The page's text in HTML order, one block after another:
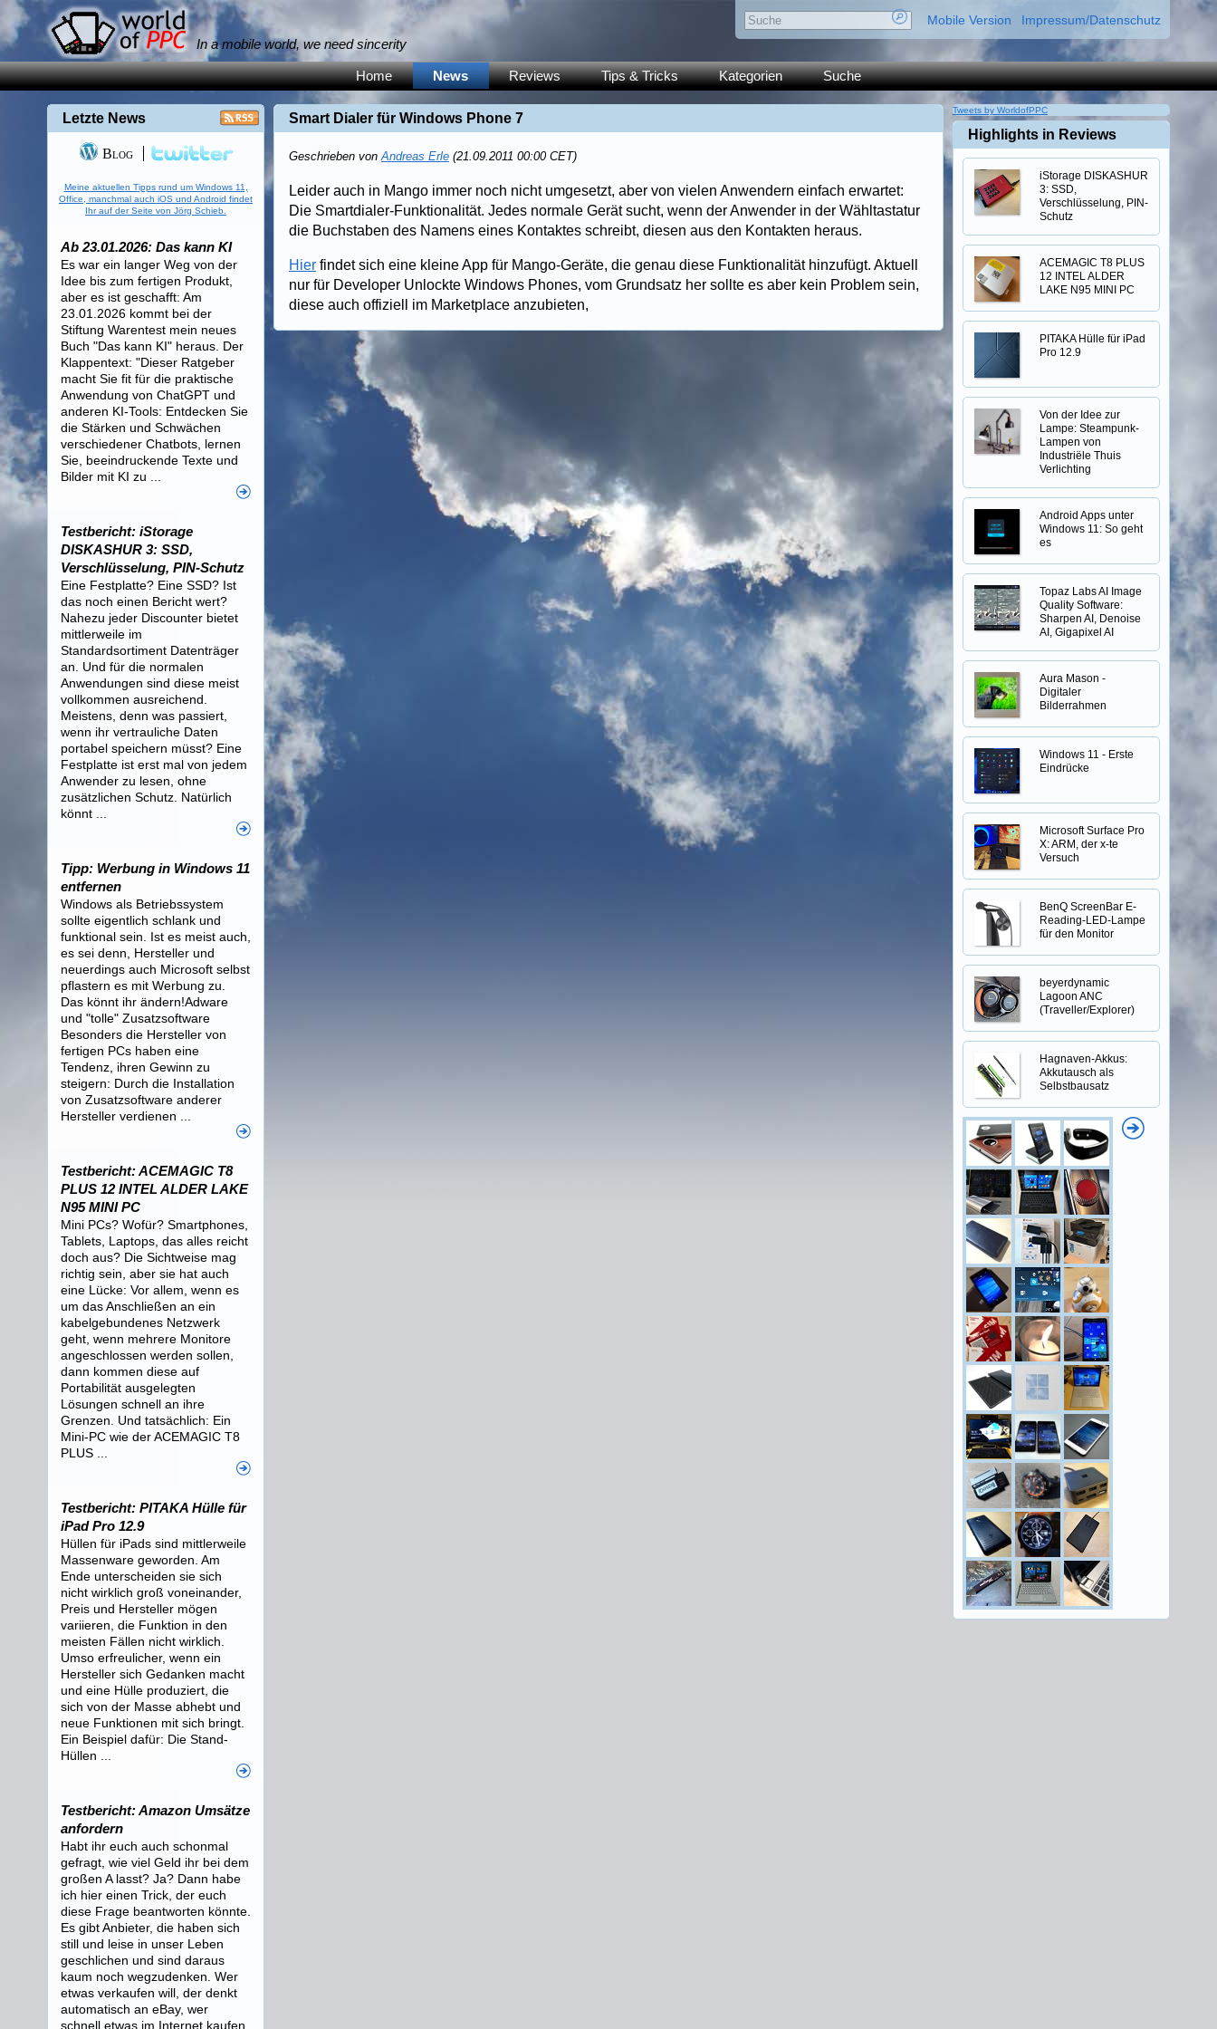
In a mobile world, we need sincerity
Mobile Version Impressum/Datenschutz
Home News Reviews Tips & Tricks Kategorien Suche
Smart Dialer für Windows Phone 7
Geschrieben vonAndreas Erle (21.09.2011 00:00 CET)
Leider auch in Mango immer noch nicht umgesetzt, aber von vielen Anwendern einfach erwartet:
Die Smartdialer-Funktionalität. Jedes normale Gerät sucht, wenn der Anwender in der Wähltastatur
die Buchstaben des Namens eines Kontaktes schreibt, diesen aus den Kontakten heraus.
Hier findet sich eine kleine App für Mango-Geräte, die genau diese Funktionalität hinzufügt. Aktuell
nur für Developer Unlockte Windows Phones, vom Grundsatz her sollte es aber kein Problem sein,
diese auch offiziell im Marketplace anzubieten,
Letzte News
Blog
Meine aktuellen Tipps rund um Windows 11,
Office, manchmal auch iOS und Android findet
Ihr auf der Seite von Jörg Schieb.
Ab 23.01.2026: Das kann KI
Es war ein langer Weg von der
Idee bis zum fertigen Produkt,
aber es ist geschafft: Am
23.01.2026 kommt bei der
Stiftung Warentest mein neues
Buch "Das kann KI" heraus. Der
Klappentext: "Dieser Ratgeber
macht Sie fit für die praktische
Anwendung von ChatGPT und
anderen KI-Tools: Entdecken Sie
die Stärken und Schwächen
verschiedener Chatbots, lernen
Sie, beeindruckende Texte und
Bilder mit KI zu ...
Testbericht: iStorage
DISKASHUR 3: SSD,
Verschlüsselung, PIN-Schutz
Eine Festplatte? Eine SSD? Ist
das noch einen Bericht wert?
Nahezu jeder Discounter bietet
mittlerweile im
Standardsortiment Datenträger
an. Und für die normalen
Anwendungen sind diese meist
vollkommen ausreichend.
Meistens, denn was passiert,
wenn ihr vertrauliche Daten
portabel speichern müsst? Eine
Festplatte ist erst mal von jedem
Anwender zu lesen, ohne
zusätzlichen Schutz. Natürlich
könnt ...
Tipp: Werbung in Windows 11
entfernen
Windows als Betriebssystem
sollte eigentlich schlank und
funktional sein. Ist es meist auch,
es sei denn, Hersteller und
neuerdings auch Microsoft selbst
pflastern es mit Werbung zu.
Das könnt ihr ändern!Adware
und "tolle" Zusatzsoftware
Besonders die Hersteller von
fertigen PCs haben eine
Tendenz, ihren Gewinn zu
steigern: Durch die Installation
von Zusatzsoftware anderer
Hersteller verdienen ...
Testbericht: ACEMAGIC T8
PLUS 12 INTEL ALDER LAKE
N95 MINI PC
Mini PCs? Wofür? Smartphones,
Tablets, Laptops, das alles reicht
doch aus? Die Sichtweise mag
richtig sein, aber sie hat auch
eine Lücke: Vor allem, wenn es
um das Anschließen an ein
kabelgebundenes Netzwerk
geht, wenn mehrere Monitore
angeschlossen werden sollen,
dann kommen diese auf
Portabilität ausgelegten
Lösungen schnell an ihre
Grenzen. Und tatsächlich: Ein
Mini-PC wie der ACEMAGIC T8
PLUS ...
Testbericht: PITAKA Hülle für
iPad Pro 12.9
Hüllen für iPads sind mittlerweile
Massenware geworden. Am
Ende unterscheiden sie sich
nicht wirklich groß voneinander,
Preis und Hersteller mögen
variieren, die Funktion in den
meisten Fällen nicht wirklich.
Umso erfreulicher, wenn ein
Hersteller sich Gedanken macht
und eine Hülle produziert, die
sich von der Masse abhebt und
neue Funktionen mit sich bringt.
Ein Beispiel dafür: Die Stand-
Hüllen ...
Testbericht: Amazon Umsätze
anfordern
Habt ihr euch auch schonmal
gefragt, wie viel Geld ihr bei dem
großen A lasst? Ja? Dann habe
ich hier einen Trick, der euch
diese Frage beantworten könnte.
Es gibt Anbieter, die haben sich
still und leise in unser Leben
geschlichen und sind daraus
kaum noch wegzudenken. Wer
etwas verkaufen will, der denkt
automatisch an eBay, wer
schnell etwas im Internet kaufen
Tweets by WorldofPPC
Highlights in Reviews
iStorage DISKASHUR
3: SSD,
Verschlüsselung, PIN-
Schutz
ACEMAGIC T8 PLUS
12 INTEL ALDER
LAKE N95 MINI PC
PITAKA Hülle für iPad
Pro 12.9
Von der Idee zur
Lampe: Steampunk-
Lampen von
Industriële Thuis
Verlichting
Android Apps unter
Windows 11: So geht
es
Topaz Labs AI Image
Quality Software:
Sharpen AI, Denoise
AI, Gigapixel AI
Aura Mason -
Digitaler
Bilderrahmen
Windows 11 - Erste
Eindrücke
Microsoft Surface Pro
X: ARM, der x-te
Versuch
BenQ ScreenBar E-
Reading-LED-Lampe
für den Monitor
beyerdynamic
Lagoon ANC
(Traveller/Explorer)
Hagnaven-Akkus:
Akkutausch als
Selbstbausatz